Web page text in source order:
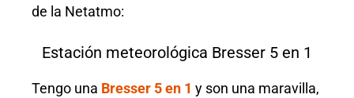
de la Netatmo:
Estación meteorológica Bresser 5 en 1
Tengo una Bresser 5 en 1 y son una maravilla,